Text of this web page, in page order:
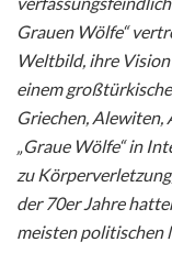
Grauen Wölfe“
Weltbild, ihre
einem
Griechen, Alewiten,
„Graue Wölfe“ in
zu
der 70er Jahre
meisten politischen